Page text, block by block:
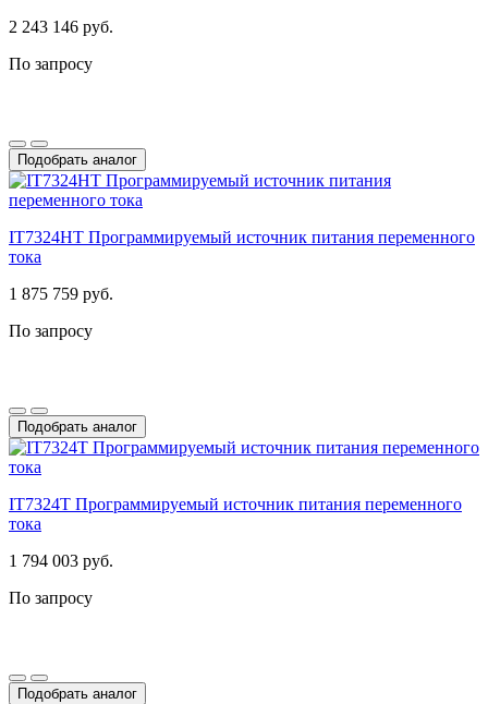
2 243 146 руб.
По запросу
Подобрать аналог
IT7324HT Программируемый источник питания переменного
тока
1 875 759 руб.
По запросу
Подобрать аналог
IT7324T Программируемый источник питания переменного
тока
1 794 003 руб.
По запросу
Подобрать аналог